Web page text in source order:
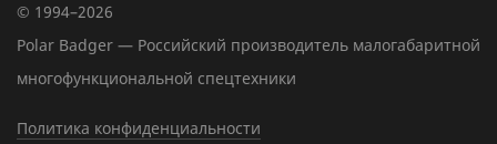
© 1994–2026
Polar Badger — Российский производитель малогабаритной
многофункциональной спецтехники
Политика конфиденциальности